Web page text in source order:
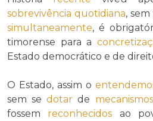
sobrevivência quotidiana,
simultaneamente, é
timorense para a
Estado democrático e de
O Estado, assim o
sem sedotar de mecanismos
fossem reconhecidos ao